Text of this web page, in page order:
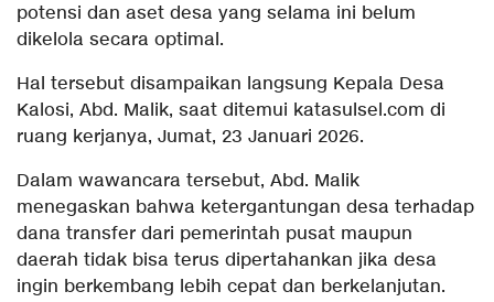
potensi dan aset desa yang selama ini belum
dikelola secara optimal.
Hal tersebut disampaikan langsung Kepala Desa
Kalosi, Abd. Malik, saat ditemui katasulsel.com di
ruang kerjanya, Jumat, 23 Januari 2026.
Dalam wawancara tersebut, Abd. Malik
menegaskan bahwa ketergantungan desa terhadap
dana transfer dari pemerintah pusat maupun
daerah tidak bisa terus dipertahankan jika desa
ingin berkembang lebih cepat dan berkelanjutan.